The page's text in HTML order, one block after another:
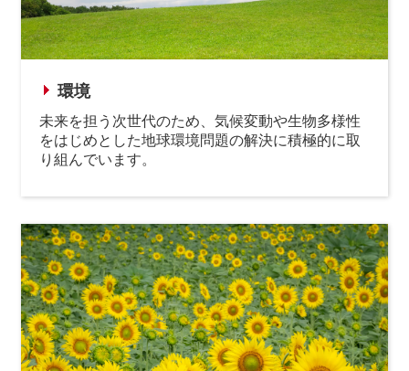
環境
未来を担う次世代のため、気候変動や生物多様性
をはじめとした地球環境問題の解決に積極的に取
り組んでいます。